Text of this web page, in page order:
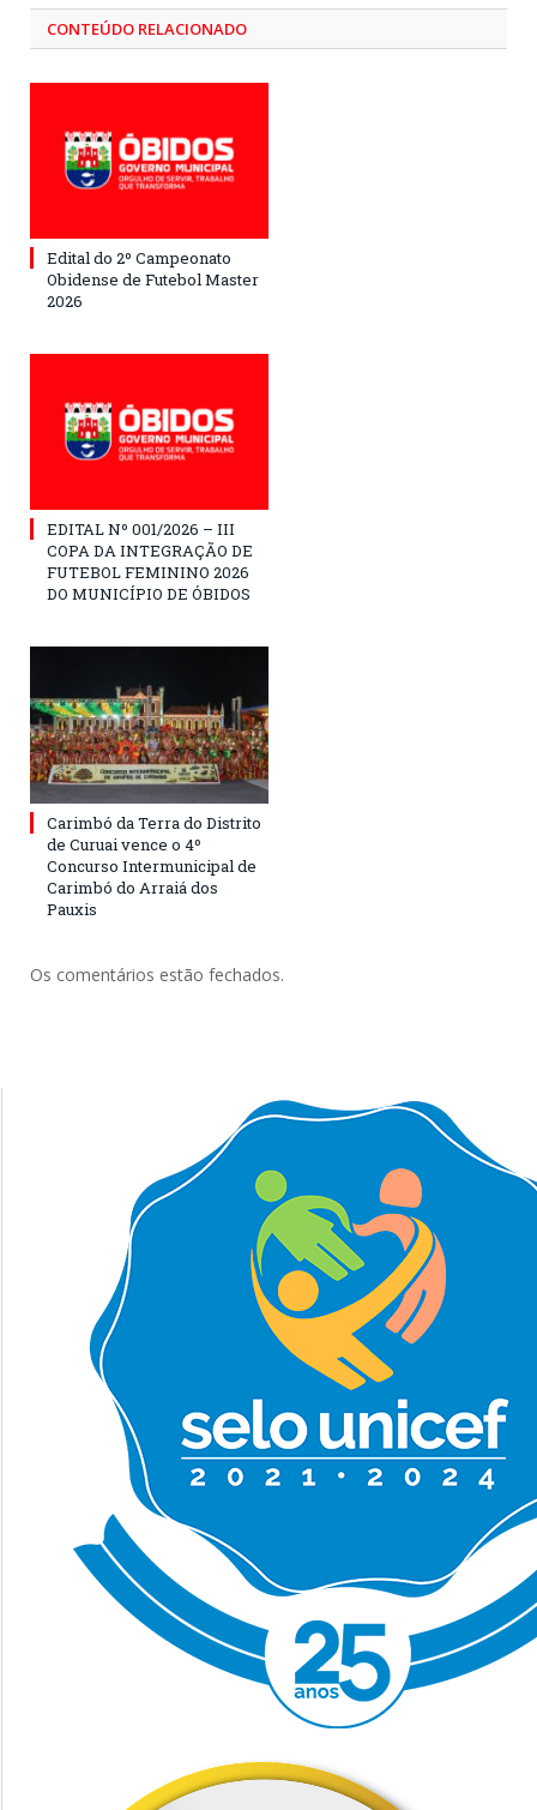
CONTEÚDO RELACIONADO
Edital do 2º Campeonato
Obidense de Futebol Master
2026
EDITAL Nº 001/2026 – III
COPA DA INTEGRAÇÃO DE
FUTEBOL FEMININO 2026
DO MUNICÍPIO DE ÓBIDOS
Carimbó da Terra do Distrito
de Curuai vence o 4º
Concurso Intermunicipal de
Carimbó do Arraiá dos
Pauxis
Os comentários estão fechados.